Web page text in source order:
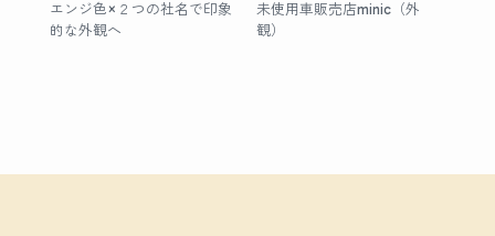
エンジ色×２つの社名で印象
的な外観へ
未使用車販売店minic（外
観）